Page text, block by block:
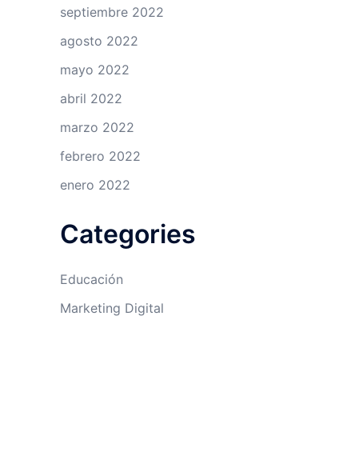
septiembre 2022
agosto 2022
mayo 2022
abril 2022
marzo 2022
febrero 2022
enero 2022
Categories
Educación
Marketing Digital